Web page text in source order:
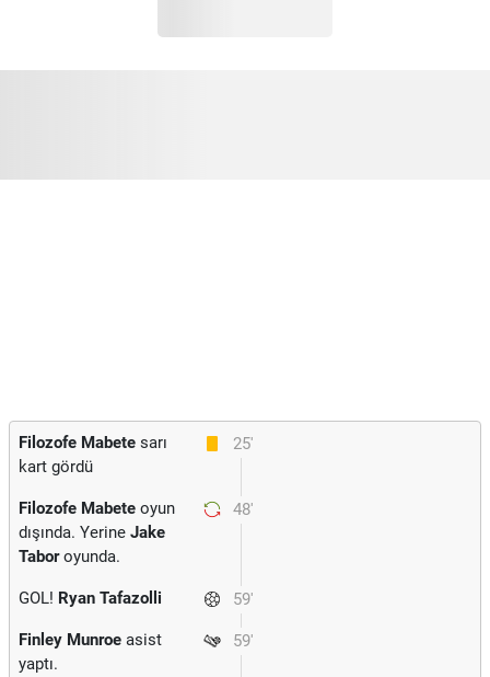
25'
Filozofe Mabete sarı
kart gördü
48'
Filozofe Mabete oyun
dışında. Yerine Jake
Taboroyunda.
59'
GOL! Ryan Tafazolli
59'
Finley Munroe asist
yaptı.